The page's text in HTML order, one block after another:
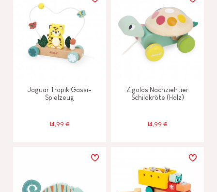
Jaguar Tropik Gassi-
Spielzeug
14,99 €
Zigolos Nachziehtier
Schildkröte (Holz)
14,99 €